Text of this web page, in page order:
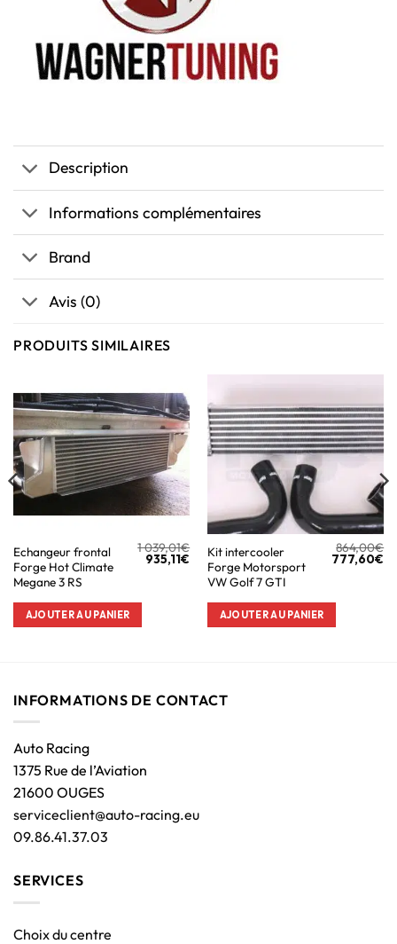
Description
Informations complémentaires
Brand
Avis (0)
PRODUITS SIMILAIRES
Echangeur frontal
Forge Hot Climate
Megane 3 RS
1 039,01€
935,11€
AJOUTER AU PANIER
Kit intercooler
Forge Motorsport
VW Golf 7 GTI
864,00€
777,60€
AJOUTER AU PANIER
INFORMATIONS DE CONTACT
Auto Racing
1375 Rue de l’Aviation
21600 OUGES
serviceclient@auto-racing.eu
09.86.41.37.03
SERVICES
Choix du centre